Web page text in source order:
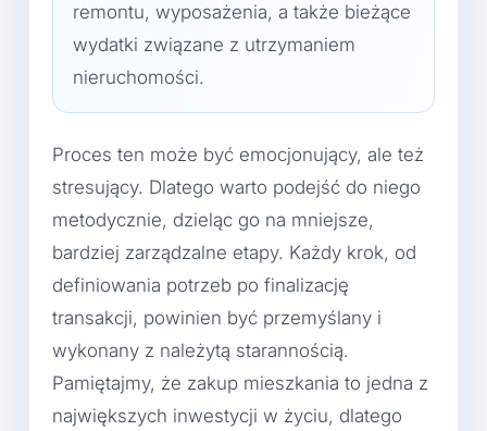
remontu, wyposażenia, a także bieżące
wydatki związane z utrzymaniem
nieruchomości.
Proces ten może być emocjonujący, ale też
stresujący. Dlatego warto podejść do niego
metodycznie, dzieląc go na mniejsze,
bardziej zarządzalne etapy. Każdy krok, od
definiowania potrzeb po finalizację
transakcji, powinien być przemyślany i
wykonany z należytą starannością.
Pamiętajmy, że zakup mieszkania to jedna z
największych inwestycji w życiu, dlatego